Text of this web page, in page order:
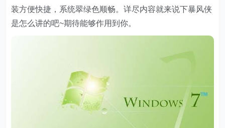
装方便快捷，系统翠绿色顺畅。详尽内容就来说下暴风侠
是怎么讲的吧~期待能够作用到你。